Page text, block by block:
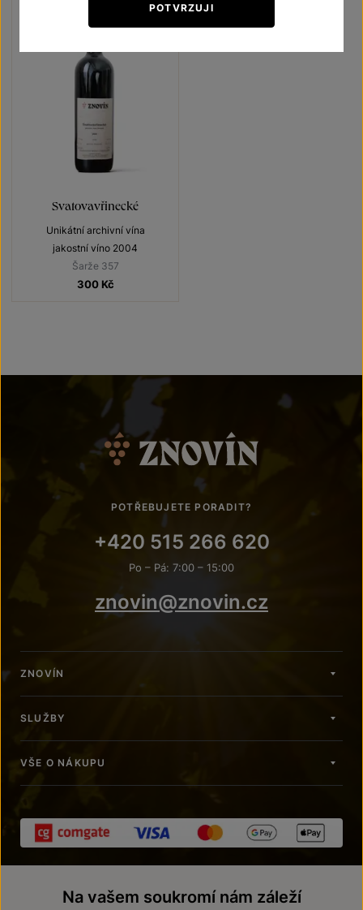
Svatovavřinecké
Unikátní archivní vína
jakostní víno 2004
Šarže 357
300 Kč
POTŘEBUJETE PORADIT?
+420 515 266 620
Po – Pá: 7:00 – 15:00
znovin@znovin.cz
ZNOVÍN
SLUŽBY
VŠE O NÁKUPU
POTVRZUJI
Na vašem soukromí nám záleží